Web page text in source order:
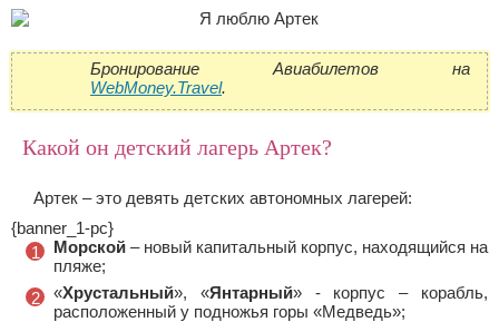
Бронирование Авиабилетов на
WebMoney.Travel.
Какой он детский лагерь Артек?
Артек – это девять детских автономных лагерей:
{banner_1-pc}
Морской – новый капитальный корпус, находящийся на
пляже;
«Хрустальный», «Янтарный» - корпус – корабль,
расположенный у подножья горы «Медведь»;